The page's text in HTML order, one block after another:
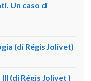
Un caso di
(di Régis Jolivet)
(di Régis Jolivet )